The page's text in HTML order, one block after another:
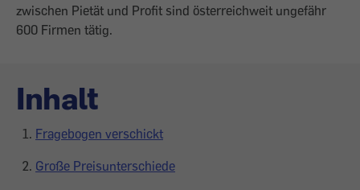
zwischen Pietät und Profit sind österreichweit ungefähr
600 Firmen tätig.
Inhalt
Fragebogen verschickt
Große Preisunterschiede